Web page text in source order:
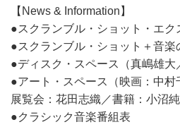
【News & Information】
●スクランブル・ショット・エク
●スクランブル・ショット＋音楽
●ディスク・スペース（真嶋雄大
●アート・スペース（映画：中村
展覧会：花田志織／書籍：小沼純
●クラシック音楽番組表